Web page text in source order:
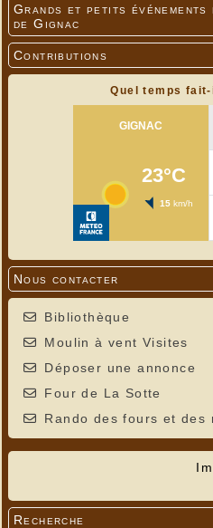
Grands et petits
de Gignac
Contributions
Quel temps
Nous contacter
Bibliothèque
Moulin à vent Visites
Déposer une annonce
Four de La Sotte
Rando des fours et des
Recherche